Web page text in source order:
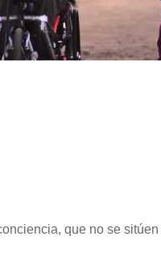
que no se